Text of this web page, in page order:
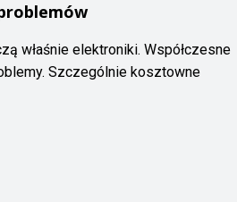
właśnie elektroniki. Współczesne
Szczególnie kosztowne